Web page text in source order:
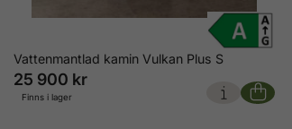
Vattenmantlad kamin Vulkan Plus S
25 900 kr
Finns i lager